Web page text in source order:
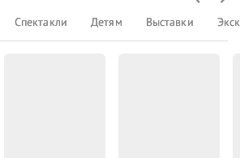
Спектакли Детям Выставки